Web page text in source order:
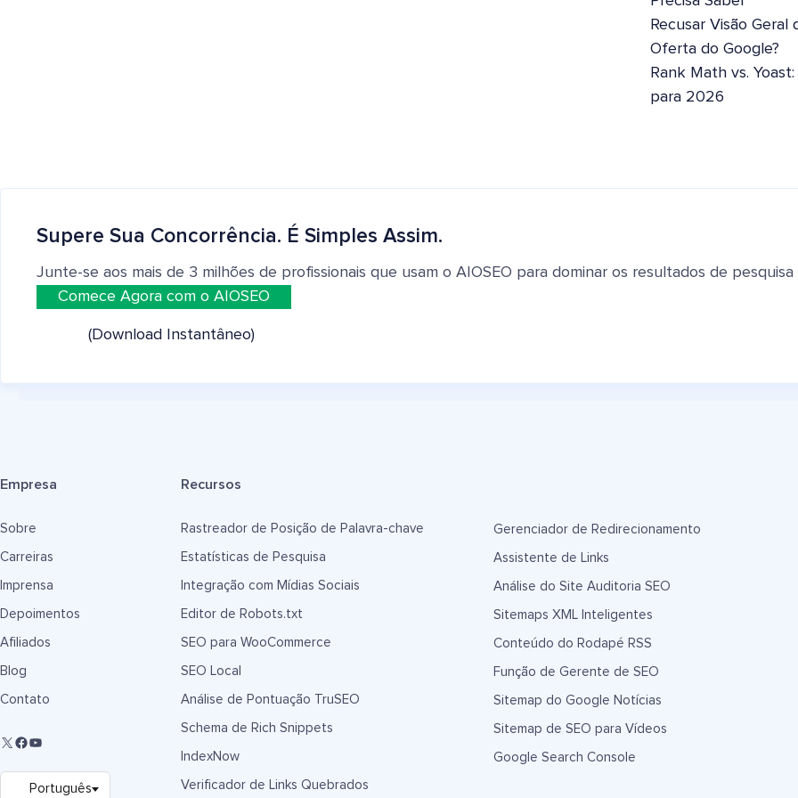
Recusar Visão
Oferta do Google?
Rank Math vs.
para 2026
Supere Sua Concorrência. É Simples Assim.
Junte-se aos mais de 3 milhões de profissionais que usam o AIOSEO para dominar os resultados de
Comece Agora com o AIOSEO
(Download Instantâneo)
Empresa
Sobre
Carreiras
Imprensa
Depoimentos
Afiliados
Blog
Contato
Recursos
Rastreador de Posição de Palavra-chave
Estatísticas de Pesquisa
Integração com Mídias Sociais
Editor de Robots.txt
SEO para WooCommerce
SEO Local
Análise de Pontuação TruSEO
Schema de Rich Snippets
IndexNow
Verificador de Links Quebrados
Gerenciador de Redirecionamento
Assistente de Links
Análise do Site Auditoria SEO
Sitemaps XML Inteligentes
Conteúdo do Rodapé RSS
Função de Gerente de SEO
Sitemap do Google Notícias
Sitemap de SEO para Vídeos
Google Search Console